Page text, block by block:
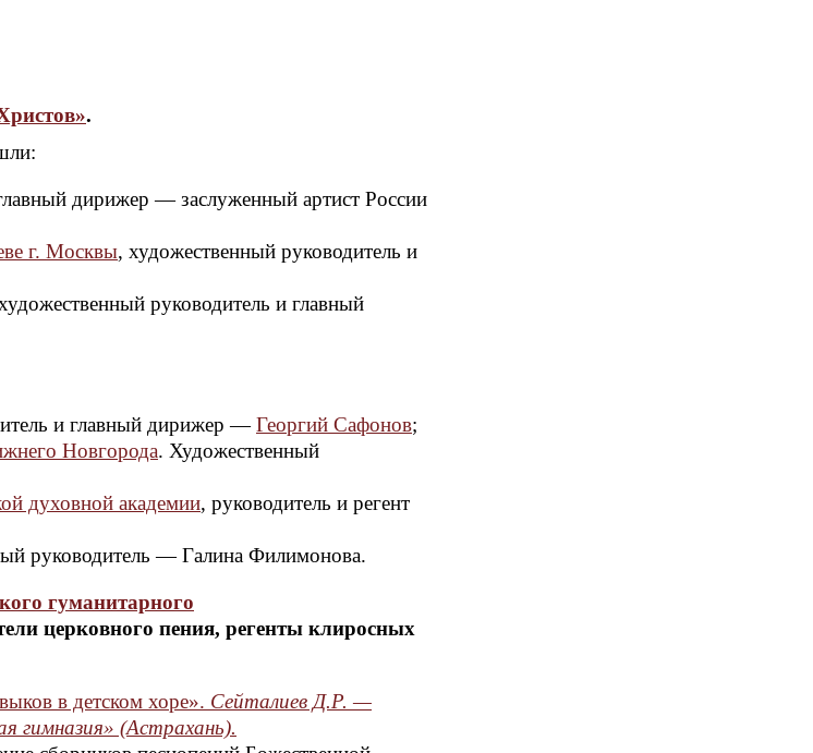
.
дирижер — заслуженный артист России
г. Москвы, художественный руководитель и
руководитель и главный
и главный дирижер —Георгий Сафонов;
Новгорода. Художественный
духовной академии, руководитель и регент
руководитель — Галина Филимонова.
гуманитарного
церковного пения, регенты клиросных
в детском хоре». Сейталиев Д.Р. —
гимназия» (Астрахань).